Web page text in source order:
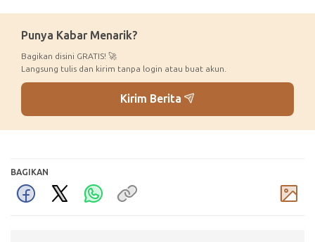
Punya Kabar Menarik?
Bagikan disini GRATIS! 🚀
Langsung tulis dan kirim tanpa login atau buat akun.
Kirim Berita
BAGIKAN